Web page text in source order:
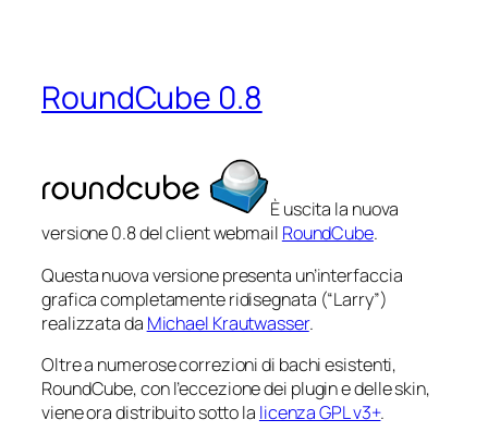
RoundCube 0.8
È uscita la nuova
versione 0.8 del client webmail RoundCube.
Questa nuova versione presenta un’interfaccia
grafica completamente ridisegnata (“Larry”)
realizzata da Michael Krautwasser.
Oltre a numerose correzioni di bachi esistenti,
RoundCube, con l’eccezione dei plugin e delle skin,
viene ora distribuito sotto la licenza GPL v3+.